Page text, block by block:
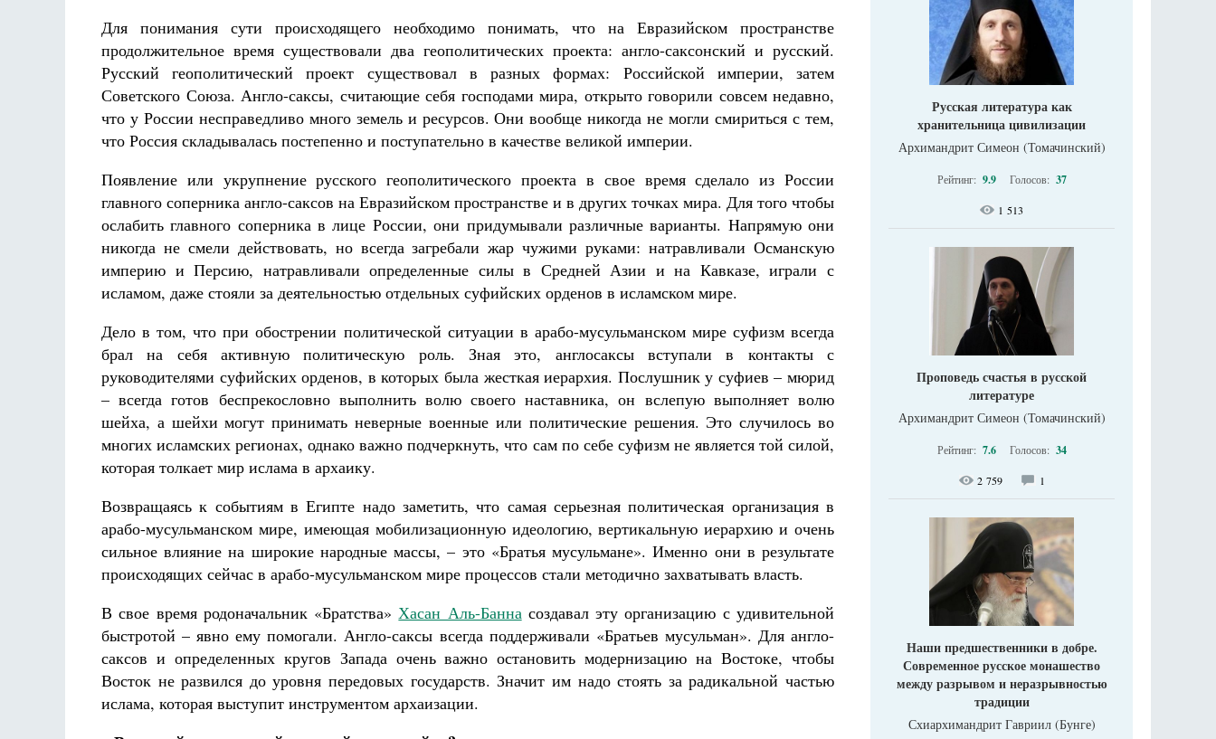
Для понимания сути происходящего необходимо понимать, что на Евразийском пространстве
продолжительное время существовали два геополитических проекта: англо-саксонский и русский.
Русский геополитический проект существовал в разных формах: Российской империи, затем
Советского Союза. Англо-саксы, считающие себя господами мира, открыто говорили совсем недавно,
что у России несправедливо много земель и ресурсов. Они вообще никогда не могли смириться с тем,
что Россия складывалась постепенно и поступательно в качестве великой империи.
Появление или укрупнение русского геополитического проекта в свое время сделало из России
главного соперника англо-саксов на Евразийском пространстве и в других точках мира. Для того чтобы
ослабить главного соперника в лице России, они придумывали различные варианты. Напрямую они
никогда не смели действовать, но всегда загребали жар чужими руками: натравливали Османскую
империю и Персию, натравливали определенные силы в Средней Азии и на Кавказе, играли с
исламом, даже стояли за деятельностью отдельных суфийских орденов в исламском мире.
Дело в том, что при обострении политической ситуации в арабо-мусульманском мире суфизм всегда
брал на себя активную политическую роль. Зная это, англосаксы вступали в контакты с
руководителями суфийских орденов, в которых была жесткая иерархия. Послушник у суфиев – мюрид
– всегда готов беспрекословно выполнить волю своего наставника, он вслепую выполняет волю
шейха, а шейхи могут принимать неверные военные или политические решения. Это случилось во
многих исламских регионах, однако важно подчеркнуть, что сам по себе суфизм не является той силой,
которая толкает мир ислама в архаику.
Возвращаясь к событиям в Египте надо заметить, что самая серьезная политическая организация в
арабо-мусульманском мире, имеющая мобилизационную идеологию, вертикальную иерархию и очень
сильное влияние на широкие народные массы, – это «Братья мусульмане». Именно они в результате
происходящих сейчас в арабо-мусульманском мире процессов стали методично захватывать власть.
В свое время родоначальник «Братства»Хасан Аль-Баннасоздавал эту организацию с удивительной
быстротой – явно ему помогали. Англо-саксы всегда поддерживали «Братьев мусульман». Для англо-
саксов и определенных кругов Запада очень важно остановить модернизацию на Востоке, чтобы
Восток не развился до уровня передовых государств. Значит им надо стоять за радикальной частью
ислама, которая выступит инструментом архаизации.
Русская литература как
хранительница цивилизации
Архимандрит Симеон (Томачинский)
Рейтинг: 9.9 Голосов: 37
1 513
Проповедь счастья в русской
литературе
Архимандрит Симеон (Томачинский)
Рейтинг: 7.6 Голосов: 34
2 759 1
Наши предшественники в добре.
Современное русское монашество
между разрывом и неразрывностью
традиции
Схиархимандрит Гавриил (Бунге)